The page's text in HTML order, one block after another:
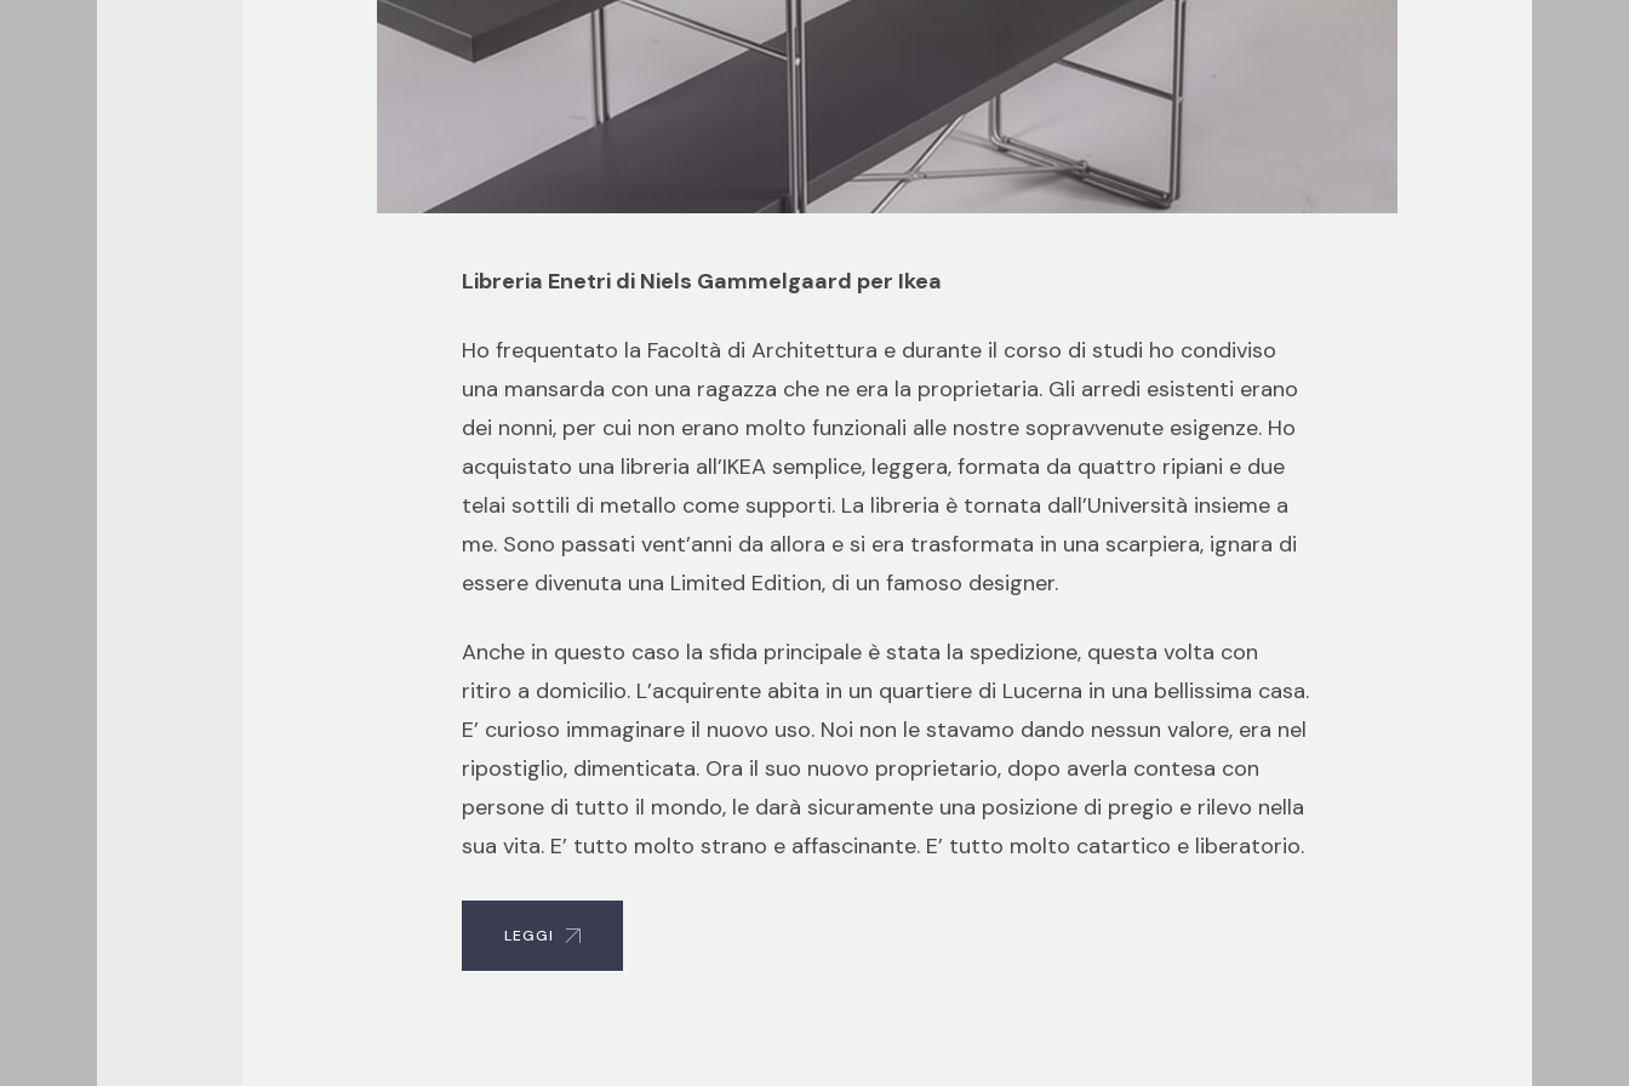
Libreria Enetri di Niels Gammelgaard per Ikea
Ho frequentato la Facoltà di Architettura e durante il corso di studi ho condiviso
una mansarda con una ragazza che ne era la proprietaria. Gli arredi esistenti erano
dei nonni, per cui non erano molto funzionali alle nostre sopravvenute esigenze. Ho
acquistato una libreria all’IKEA semplice, leggera, formata da quattro ripiani e due
telai sottili di metallo come supporti. La libreria è tornata dall’Università insieme a
me. Sono passati vent’anni da allora e si era trasformata in una scarpiera, ignara di
essere divenuta una Limited Edition, di un famoso designer.
Anche in questo caso la sfida principale è stata la spedizione, questa volta con
ritiro a domicilio. L’acquirente abita in un quartiere di Lucerna in una bellissima casa.
E’ curioso immaginare il nuovo uso. Noi non le stavamo dando nessun valore, era nel
ripostiglio, dimenticata. Ora il suo nuovo proprietario, dopo averla contesa con
persone di tutto il mondo, le darà sicuramente una posizione di pregio e rilevo nella
sua vita. E’ tutto molto strano e affascinante. E’ tutto molto catartico e liberatorio.
LEGGI